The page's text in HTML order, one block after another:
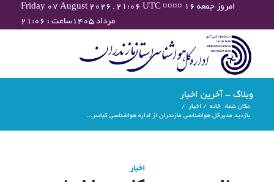
Friday 07 August 2026 , 21:06 UTC ¤¤¤¤ امروز جمعه ۱۶
مرداد ۱۴۰۵ساعت : ۲۱:۰۶
وبلاگ - آخرین اخبار
مکان شما: خانه / اخبار
/
بازدید مدیرکل هواشناسی مازندران از اداره هواشناسی کیاسر...
اخبار